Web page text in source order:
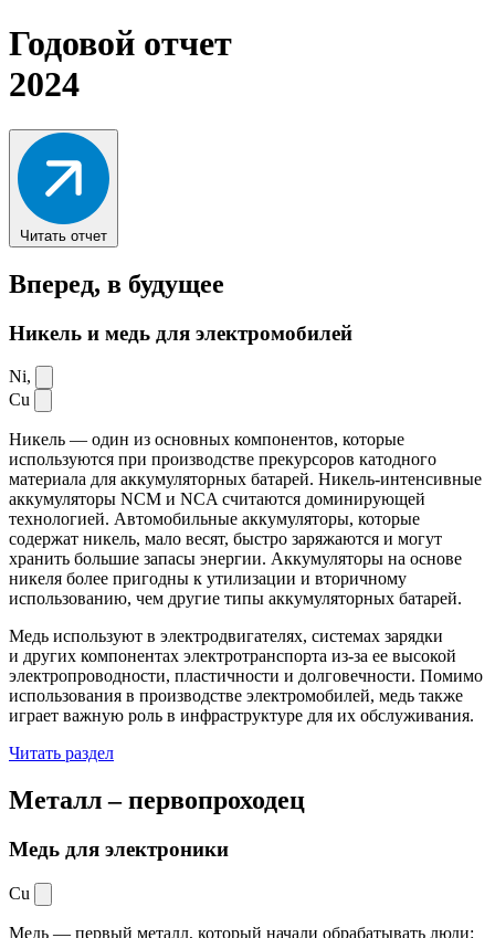
Годовой отчет
2024
Читать отчет
Вперед, в будущее
Никель и медь для электромобилей
Ni,
Cu
Никель — один из основных компонентов, которые
используются при производстве прекурсоров катодного
материала для аккумуляторных батарей. Никель-интенсивные
аккумуляторы NCM и NCA считаются доминирующей
технологией. Автомобильные аккумуляторы, которые
содержат никель, мало весят, быстро заряжаются и могут
хранить большие запасы энергии. Аккумуляторы на основе
никеля более пригодны к утилизации и вторичному
использованию, чем другие типы аккумуляторных батарей.
Медь используют в электродвигателях, системах зарядки
и других компонентах электротранспорта из-за ее высокой
электропроводности, пластичности и долговечности. Помимо
использования в производстве электромобилей, медь также
играет важную роль в инфраструктуре для их обслуживания.
Читать раздел
Металл –первопроходец
Медь для электроники
Cu
Медь — первый металл, который начали обрабатывать люди: